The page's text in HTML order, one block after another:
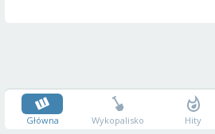
Główna Wykopalisko Hity